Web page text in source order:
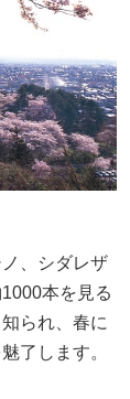
、シダレザ
本を見る
られ、春に
了します。